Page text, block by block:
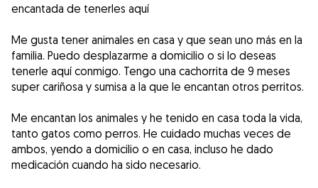
encantada de tenerles aquí
Me gusta tener animales en casa y que sean uno más en la
familia. Puedo desplazarme a domicilio o si lo deseas
tenerle aquí conmigo. Tengo una cachorrita de 9 meses
super cariñosa y sumisa a la que le encantan otros perritos.
Me encantan los animales y he tenido en casa toda la vida,
tanto gatos como perros. He cuidado muchas veces de
ambos, yendo a domicilio o en casa, incluso he dado
medicación cuando ha sido necesario.